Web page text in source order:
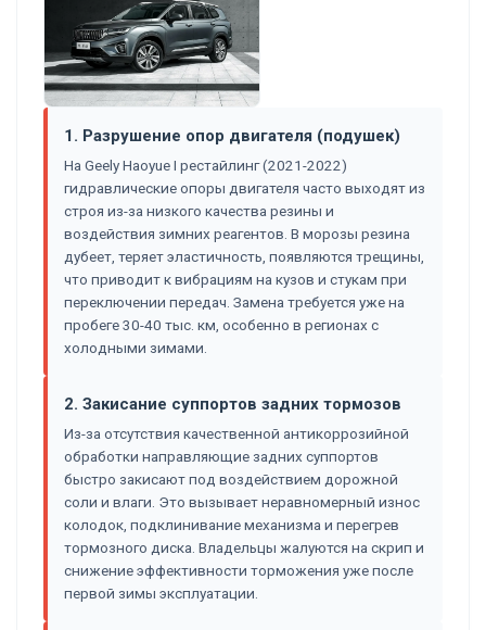
1. Разрушение опор двигателя (подушек)
На Geely Haoyue I рестайлинг (2021-2022)
гидравлические опоры двигателя часто выходят из
строя из-за низкого качества резины и
воздействия зимних реагентов. В морозы резина
дубеет, теряет эластичность, появляются трещины,
что приводит к вибрациям на кузов и стукам при
переключении передач. Замена требуется уже на
пробеге 30-40 тыс. км, особенно в регионах с
холодными зимами.
2. Закисание суппортов задних тормозов
Из-за отсутствия качественной антикоррозийной
обработки направляющие задних суппортов
быстро закисают под воздействием дорожной
соли и влаги. Это вызывает неравномерный износ
колодок, подклинивание механизма и перегрев
тормозного диска. Владельцы жалуются на скрип и
снижение эффективности торможения уже после
первой зимы эксплуатации.